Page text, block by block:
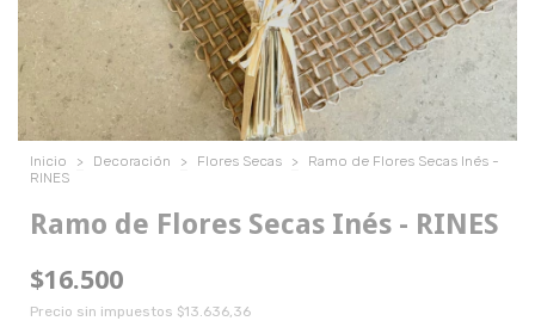
Inicio > Decoración > Flores Secas >
Ramo de Flores Secas Inés -
RINES
Ramo de Flores Secas Inés - RINES
$16.500
Precio sin impuestos $13.636,36